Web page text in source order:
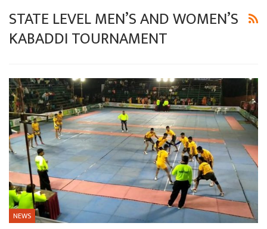
STATE LEVEL MEN’S AND WOMEN’S
KABADDI TOURNAMENT
NEWS